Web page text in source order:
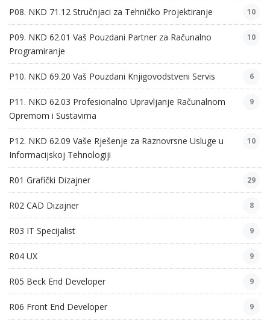
P08. NKD 71.12 Stručnjaci za Tehničko Projektiranje 10
P09. NKD 62.01 Vaš Pouzdani Partner za Računalno
Programiranje
10
P10. NKD 69.20 Vaš Pouzdani Knjigovodstveni Servis 6
P11. NKD 62.03 Profesionalno Upravljanje Računalnom
Opremom i Sustavima
9
P12. NKD 62.09 Vaše Rješenje za Raznovrsne Usluge u
Informacijskoj Tehnologiji
10
R01 Grafički Dizajner 29
R02 CAD Dizajner 8
R03 IT Specijalist 9
R04 UX 9
R05 Beck End Developer 9
R06 Front End Developer 9